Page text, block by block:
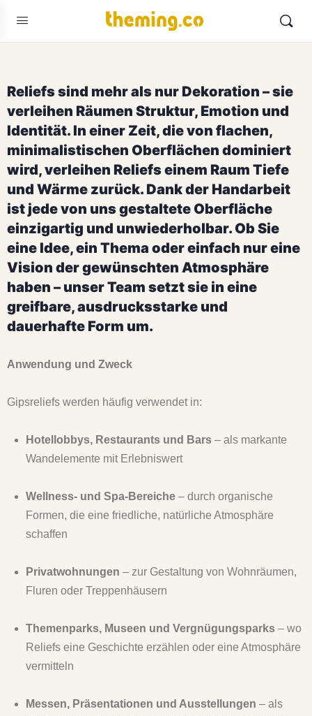
Reliefs sind mehr als nur Dekoration – sie
verleihen Räumen Struktur, Emotion und
Identität. In einer Zeit, die von flachen,
minimalistischen Oberflächen dominiert
wird, verleihen Reliefs einem Raum Tiefe
und Wärme zurück. Dank der Handarbeit
ist jede von uns gestaltete Oberfläche
einzigartig und unwiederholbar. Ob Sie
eine Idee, ein Thema oder einfach nur eine
Vision der gewünschten Atmosphäre
haben – unser Team setzt sie in eine
greifbare, ausdrucksstarke und
dauerhafte Form um.
Anwendung und Zweck
Gipsreliefs werden häufig verwendet in:
Hotellobbys, Restaurants und Bars – als markante
Wandelemente mit Erlebniswert
Wellness- und Spa-Bereiche – durch organische
Formen, die eine friedliche, natürliche Atmosphäre
schaffen
Privatwohnungen – zur Gestaltung von Wohnräumen,
Fluren oder Treppenhäusern
Themenparks, Museen und Vergnügungsparks – wo
Reliefs eine Geschichte erzählen oder eine Atmosphäre
vermitteln
Messen, Präsentationen und Ausstellungen – als